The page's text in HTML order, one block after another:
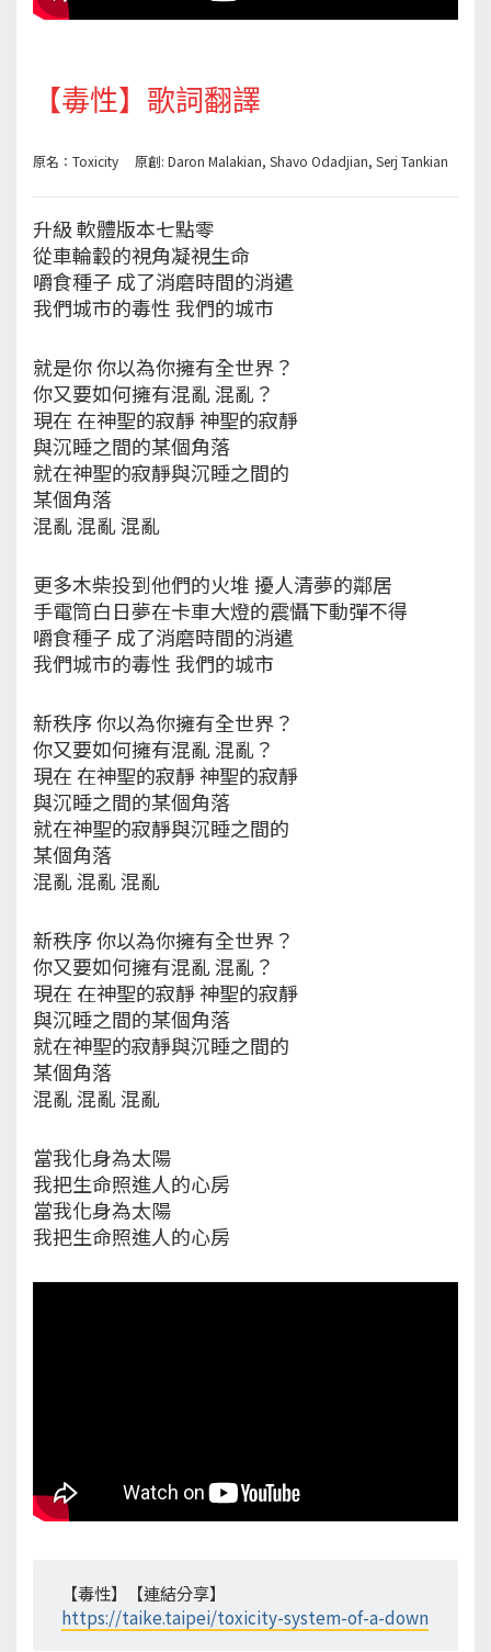
【毒性】歌詞翻譯
原名：Toxicity 原創: Daron Malakian, Shavo Odadjian, Serj Tankian
升級 軟體版本七點零
從車輪轂的視角凝視生命
嚼食種子 成了消磨時間的消遣
我們城市的毒性 我們的城市
就是你 你以為你擁有全世界？
你又要如何擁有混亂 混亂？
現在 在神聖的寂靜 神聖的寂靜
與沉睡之間的某個角落
就在神聖的寂靜與沉睡之間的
某個角落
混亂 混亂 混亂
更多木柴投到他們的火堆 擾人清夢的鄰居
手電筒白日夢在卡車大燈的震懾下動彈不得
嚼食種子 成了消磨時間的消遣
我們城市的毒性 我們的城市
新秩序 你以為你擁有全世界？
你又要如何擁有混亂 混亂？
現在 在神聖的寂靜 神聖的寂靜
與沉睡之間的某個角落
就在神聖的寂靜與沉睡之間的
某個角落
混亂 混亂 混亂
新秩序 你以為你擁有全世界？
你又要如何擁有混亂 混亂？
現在 在神聖的寂靜 神聖的寂靜
與沉睡之間的某個角落
就在神聖的寂靜與沉睡之間的
某個角落
混亂 混亂 混亂
當我化身為太陽
我把生命照進人的心房
當我化身為太陽
我把生命照進人的心房
【毒性】【連結分享】
https://taike.taipei/toxicity-system-of-a-down